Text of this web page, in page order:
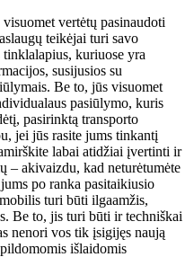
vertėtų pasinaudoti
teikėjai turi savo
tinklalapius, kuriuose yra
susijusios su
Be to, jūs visuomet
pasiūlymo, kuris
pasirinktą transporto
jei jūs rasite jums tinkantį
labai atidžiai įvertinti ir
– akivaizdu, kad neturėtumėte
po ranka pasitaikiusio
turi būti ilgaamžis,
Be to, jis turi būti ir techniškai
nenori vos tik įsigijęs naują
išlaidomis